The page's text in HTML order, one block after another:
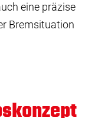
eine präzise
Bremsituation